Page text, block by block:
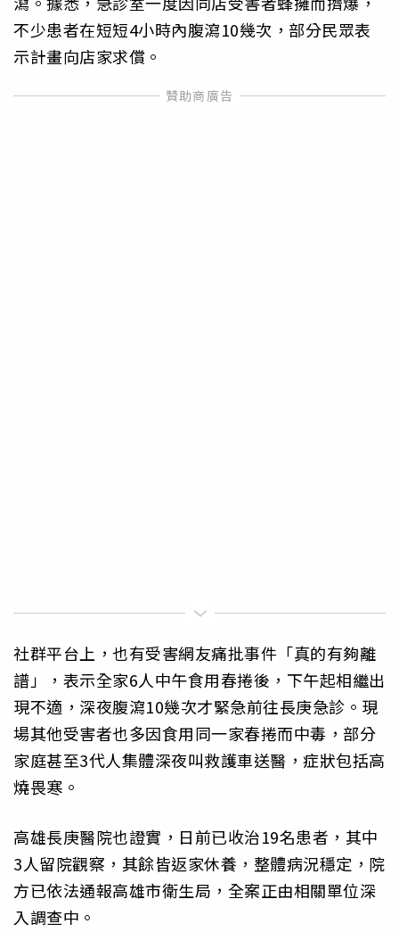
不少患者在短短4小時內腹瀉10幾次，部分民眾表
示計畫向店家求償。
社群平台上，也有受害網友痛批事件「真的有夠離
譜」，表示全家6人中午食用春捲後，下午起相繼出
現不適，深夜腹瀉10幾次才緊急前往長庚急診。現
場其他受害者也多因食用同一家春捲而中毒，部分
家庭甚至3代人集體深夜叫救護車送醫，症狀包括高
燒畏寒。
高雄長庚醫院也證實，日前已收治19名患者，其中
3人留院觀察，其餘皆返家休養，整體病況穩定，院
方已依法通報高雄市衛生局，全案正由相關單位深
入調查中。